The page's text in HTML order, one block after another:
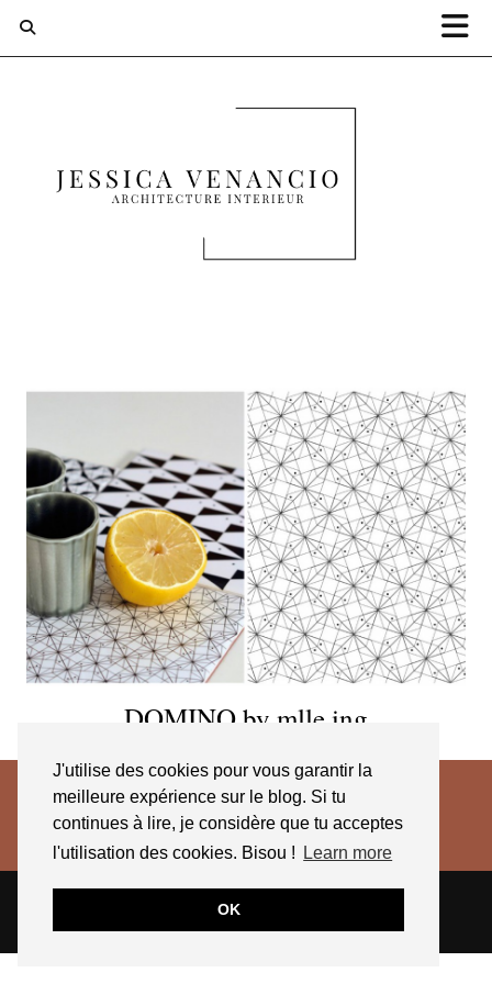
J'utilise des cookies pour vous garantir la
meilleure expérience sur le blog. Si tu
continues à lire, je considère que tu acceptes
l'utilisation des cookies. Bisou !
Learn more
OK
DOMINO by mlle ing
THEME CREATED BYpipdig